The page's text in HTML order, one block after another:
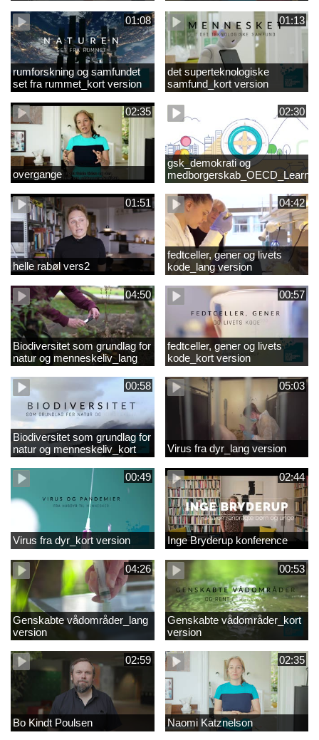
01:08
rumforskning og samfundet
set fra rummet_kort version
01:13
det superteknologiske
samfund_kort version
02:35
overgange
02:30
gsk_demokrati og
Compass 2030
01:51
helle rabøl vers2
04:42
fedtceller, gener og livets
kode_lang version
04:50
Biodiversitet som grundlag for
natur og menneskeliv_lang
version
00:57
fedtceller, gener og livets
kode_kort version
00:58
Biodiversitet som grundlag for
natur og menneskeliv_kort
version
05:03
Virus fra dyr_lang version
00:49
Virus fra dyr_kort version
02:44
Inge Bryderup konference
04:26
Genskabte vådområder_lang
version
00:53
Genskabte vådområder_kort
version
02:59
Bo Kindt Poulsen
02:35
Naomi Katznelson